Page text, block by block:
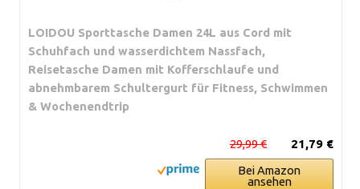
LOIDOU Sporttasche Damen 24L aus Cord mit
Schuhfach und wasserdichtem Nassfach,
Reisetasche Damen mit Kofferschlaufe und
abnehmbarem Schultergurt für Fitness, Schwimmen
& Wochenendtrip
21,79 €
29,99 €
Bei Amazon
ansehen